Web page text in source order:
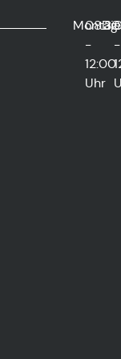
Montag
08:30
-
12:00
Uhr
-